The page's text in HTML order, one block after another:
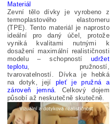
Materiál
Zevní tělo dívky je vyrobeno z
termoplastového elastomeru
(TPE). Tento materiál je naprosto
ideální pro daný účel, protože
vyniká kvalitami nutnými k
dosažení maximální realističnosti
modelu – schopnostíudržet
teplotu, pružností,
tvarovatelností. Dívka je hebká
na dotyk, její pleť je pružná a
zároveň jemná. Celkový dojem
působí až neskutečně skutečně.